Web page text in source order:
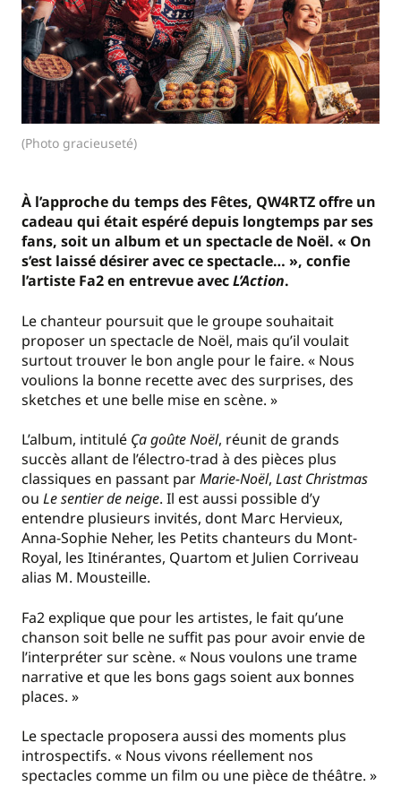
(Photo gracieuseté)
À l’approche du temps des Fêtes, QW4RTZ offre un
cadeau qui était espéré depuis longtemps par ses
fans, soit un album et un spectacle de Noël. « On
s’est laissé désirer avec ce spectacle… », confie
l’artiste Fa2 en entrevue avecL’Action.
Le chanteur poursuit que le groupe souhaitait
proposer un spectacle de Noël, mais qu’il voulait
surtout trouver le bon angle pour le faire. « Nous
voulions la bonne recette avec des surprises, des
sketches et une belle mise en scène. »
L’album, intitulé Ça goûte Noël, réunit de grands
succès allant de l’électro-trad à des pièces plus
classiques en passant parMarie-Noël, Last Christmas
ou Le sentier de neige. Il est aussi possible d’y
entendre plusieurs invités, dont Marc Hervieux,
Anna-Sophie Neher, les Petits chanteurs du Mont-
Royal, les Itinérantes, Quartom et Julien Corriveau
alias M. Mousteille.
Fa2 explique que pour les artistes, le fait qu’une
chanson soit belle ne suffit pas pour avoir envie de
l’interpréter sur scène. « Nous voulons une trame
narrative et que les bons gags soient aux bonnes
places. »
Le spectacle proposera aussi des moments plus
introspectifs. « Nous vivons réellement nos
spectacles comme un film ou une pièce de théâtre. »